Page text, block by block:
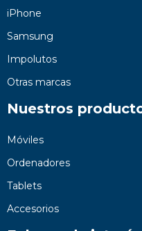
iPhone
Samsung
Impolutos
Otras marcas
Nuestros
Móviles
Ordenadores
Tablets
Accesorios